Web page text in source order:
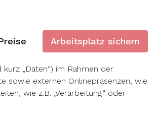
Arbeitsplatz sichern
„Daten“) im Rahmen der
sowie externen Onlinepräsenzen, wie
wie z.B. „Verarbeitung“ oder